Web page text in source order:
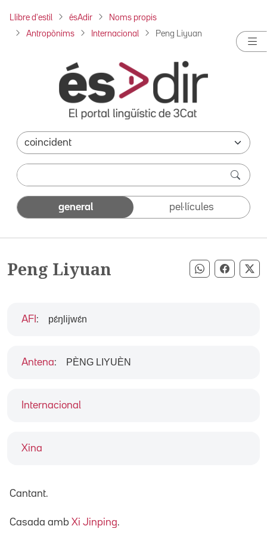
Llibre d'estil ésAdir Noms propis
Antropònims Internacional Peng Liyuan
general pel·lícules
Peng Liyuan Compartir
Internacional
Xina
AFI : pɛ́ŋlijwɛ́n
Antena: PÈNG LIYUÈN
Cantant.
Casada amb Xi Jinping.